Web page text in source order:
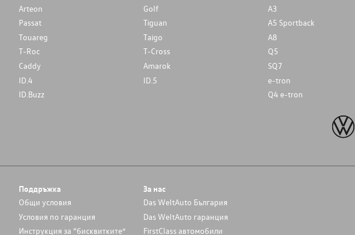
Arteon
Golf
Passat
Tiguan
Touareg
Taigo
T-Roc
T-Cross
Caddy
Amarok
ID.4
ID.5
ID.Buzz
A3
A5 Sportback
A8
Q5
SQ7
e-tron
Q4 e-tron
Поддръжка
Общи условия
Условия по гаранция
Инструкция за “бисквитките”
За нас
Das WeltAuto България
Das WeltAuto гаранция
FirstClass автомобили